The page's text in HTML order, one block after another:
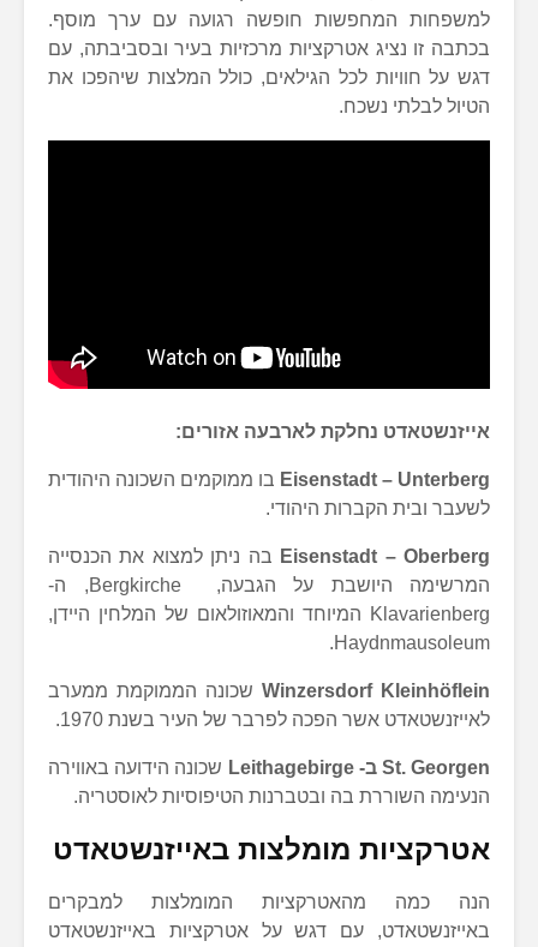
למשפחות המחפשות חופשה רגועה עם ערך מוסף.
בכתבה זו נציג אטרקציות מרכזיות בעיר ובסביבתה, עם
דגש על חוויות לכל הגילאים, כולל המלצות שיהפכו את
הטיול לבלתי נשכח.
אייזנשטאדט נחלקת לארבעה אזורים:
Eisenstadt – Unterberg בו ממוקמים השכונה היהודית
לשעבר ובית הקברות היהודי.
Eisenstadt – Oberberg בה ניתן למצוא את הכנסייה
המרשימה היושבת על הגבעה, Bergkirche, ה-
Klavarienberg המיוחד והמאוזולאום של המלחין היידן,
Haydnmausoleum.
Winzersdorf Kleinhöflein שכונה הממוקמת ממערב
לאייזנשטאדט אשר הפכה לפרבר של העיר בשנת 1970.
St. Georgen ב- Leithagebirge
שכונה הידועה באווירה
הנעימה השוררת בה ובטברנות הטיפוסיות לאוסטריה.
אטרקציות מומלצות באייזנשטאדט
הנה כמה מהאטרקציות המומלצות למבקרים
באייזנשטאדט, עם דגש על אטרקציות באייזנשטאדט